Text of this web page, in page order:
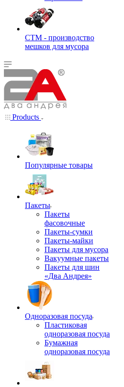
СТМ - производство
мешков для мусора
Products
Популярные товары
Пакеты
Пакеты
фасовочные
Пакеты-сумки
Пакеты-майки
Пакеты для мусора
Вакуумные пакеты
Пакеты для шин
«Два Андрея»
Одноразовая посуда
Пластиковая
одноразовая посуда
Бумажная
одноразовая посуда